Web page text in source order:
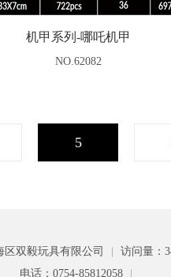
机甲系列-哪吒机甲
NO.62082
5
区双毅玩具有限公司
访问量：
电话：0754-85812058